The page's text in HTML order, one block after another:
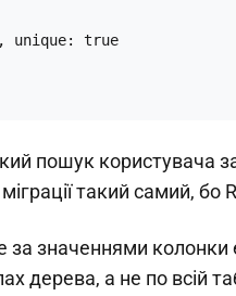
unique: true
пошук користувача за
такий самий,
за значеннями
дерева, а не по всій